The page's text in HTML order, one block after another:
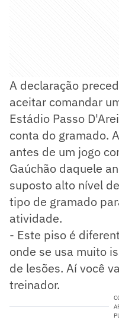
A declaração
aceitar comandar
Estádio Passo
conta do gramado.
antes de um jogo
Gaúchão daquele
suposto alto nível
tipo de gramado
atividade.
- Este piso é
onde se usa muito
de lesões. Aí você
treinador.